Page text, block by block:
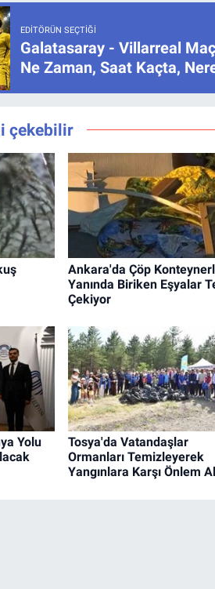
EDITÖRÜN SEÇTIĞI
Galatasaray - Villarreal
Ne Zaman, Saat Kaçta,
çekebilir
Ankara'da Çöp
Yanında Biriken Eşyalar
Çekiyor
Yolu
Tosya'da Vatandaşlar
Ormanları Temizleyerek
Yangınlara Karşı Önlem